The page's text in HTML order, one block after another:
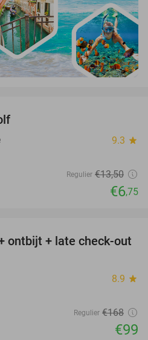
9.3 star
Regulier €13,50
€6,75
41%
ontbijt + late check-out
8.9 star
Regulier €168
€99